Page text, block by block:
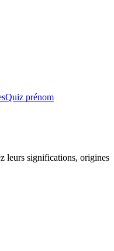
Quiz prénom
leurs significations, origines